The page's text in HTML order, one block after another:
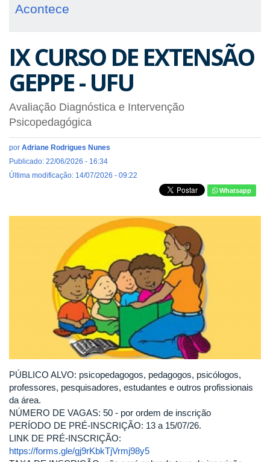
Acontece
IX CURSO DE EXTENSÃO
GEPPE - UFU
Avaliação Diagnóstica e Intervenção
Psicopedagógica
por Adriane Rodrigues Nunes
Publicado: 22/06/2026 - 16:34
Última modificação: 14/07/2026 - 09:22
Whatsapp
PÚBLICO ALVO: psicopedagogos, pedagogos, psicólogos,
professores, pesquisadores, estudantes e outros profissionais
da área.
NÚMERO DE VAGAS: 50 - por ordem de inscrição
PERÍODO DE PRÉ-INSCRIÇÃO: 13 a 15/07/26.
LINK DE PRÉ-INSCRIÇÃO:
https://forms.gle/gj9rKbkTjVrmj98y5